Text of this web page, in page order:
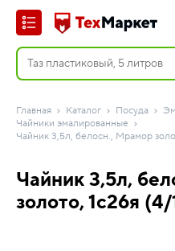
Главная Каталог Посуда
Чайники эмалированные
Чайник 3,5л, белосн., Мрамор
Чайник 3,5л,
золото, 1с26я (4/